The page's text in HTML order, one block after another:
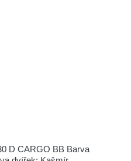
D CARGO BB Barva